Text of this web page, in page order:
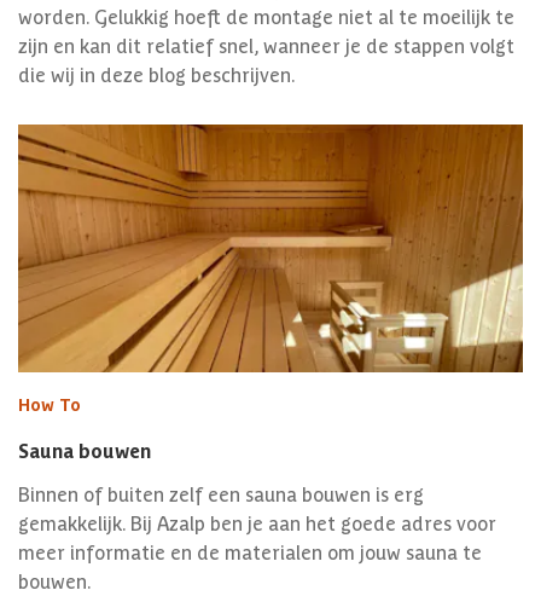
worden. Gelukkig hoeft de montage niet al te moeilijk te
zijn en kan dit relatief snel, wanneer je de stappen volgt
die wij in deze blog beschrijven.
How To
Sauna bouwen
Binnen of buiten zelf een sauna bouwen is erg
gemakkelijk. Bij Azalp ben je aan het goede adres voor
meer informatie en de materialen om jouw sauna te
bouwen.